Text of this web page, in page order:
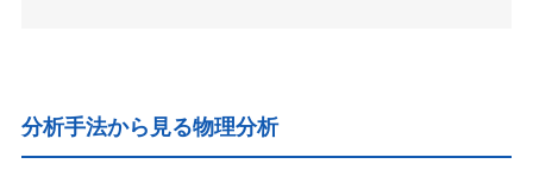
分析手法から見る物理分析